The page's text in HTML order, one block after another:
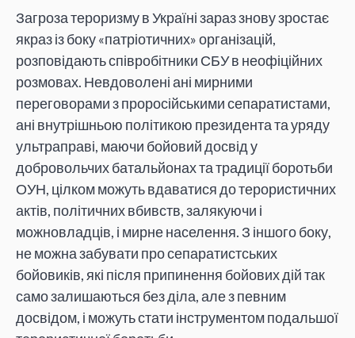
Загроза тероризму в Україні зараз знову зростає
якраз із боку «патріотичних» організацій,
розповідають співробітники СБУ в неофіційних
розмовах. Невдоволені ані мирними
переговорами з проросійськими сепаратистами,
ані внутрішньою політикою президента та уряду
ультраправі, маючи бойовий досвід у
добровольчих батальйонах та традиції боротьби
ОУН, цілком можуть вдаватися до терористичних
актів, політичних вбивств, залякуючи і
можновладців, і мирне населення. З іншого боку,
не можна забувати про сепаратистських
бойовиків, які після припинення бойових дій так
само залишаються без діла, але з певним
досвідом, і можуть стати інструментом подальшої